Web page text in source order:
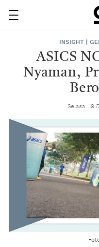
INSIGHT |
ASICS
Nyaman,
Selasa, 19